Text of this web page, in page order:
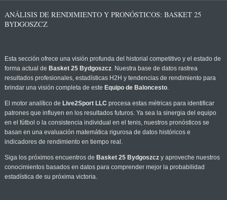
ANÁLISIS DE RENDIMIENTO Y PRONÓSTICOS: BASKET 25
BYDGOSZCZ
Esta sección ofrece una visión profunda del historial competitivo y el estado de
forma actual de Basket 25 Bydgoszcz. Nuestra base de datos rastrea
resultados profesionales, estadísticas H2H y tendencias de rendimiento para
brindar una visión completa de este Equipo de Baloncesto.
El motor analítico de Live2Sport LLC procesa estas métricas para identificar
patrones que influyen en los resultados futuros. Ya sea la sinergia del equipo
en el fútbol o la consistencia individual en el tenis, nuestros pronósticos se
basan en una evaluación matemática rigurosa de datos históricos e
indicadores de rendimiento en tiempo real.
Siga los próximos encuentros de Basket 25 Bydgoszczy aproveche nuestros
conocimientos basados en datos para comprender mejor la probabilidad
estadística de su próxima victoria.